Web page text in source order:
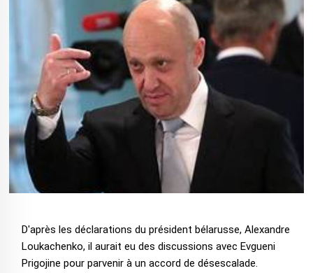
D'après les déclarations du président bélarusse, Alexandre
Loukachenko, il aurait eu des discussions avec Evgueni
Prigojine pour parvenir à un accord de désescalade.